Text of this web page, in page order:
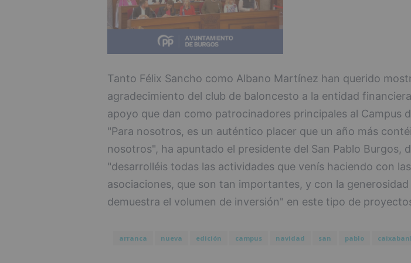
Tanto Félix Sancho como Albano Martínez han querido
agradecimiento del club de baloncesto a la entidad
apoyo que dan como patrocinadores principales al Campus
"Para nosotros, es un auténtico placer que un año más
nosotros", ha apuntado el presidente del San Pablo Burgos,
"desarrolléis todas las actividades que venís haciendo con las
asociaciones, que son tan importantes, y con la generosidad
demuestra el volumen de inversión" en este tipo de
arranca nueva edición campus navidad san pablo